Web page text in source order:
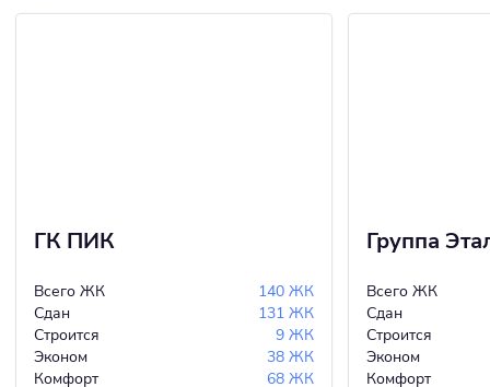
ГК ПИК
Всего ЖК
140 ЖК
Сдан
131 ЖК
Строится
9 ЖК
Эконом
38 ЖК
Комфорт
68 ЖК
Группа
Всего ЖК
Сдан
Строится
Эконом
Комфорт